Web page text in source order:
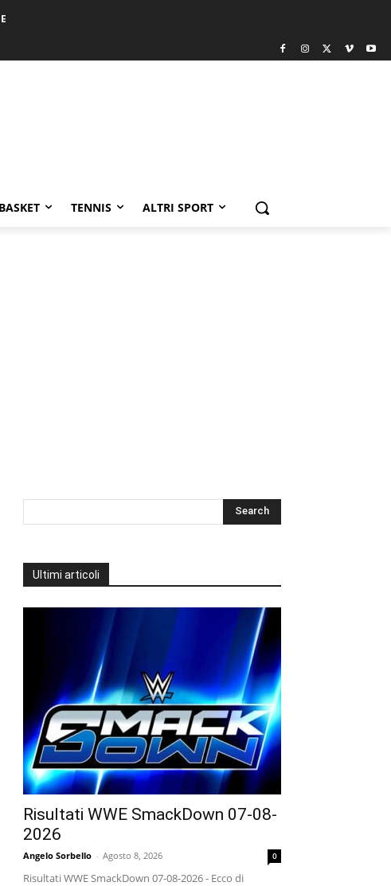
BASKET TENNIS ALTRI SPORT
Ultimi articoli
Risultati WWE SmackDown 07-08-
2026
Angelo Sorbello - Agosto 8, 2026 0
Risultati WWE SmackDown 07-08-2026 - Ecco di